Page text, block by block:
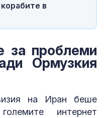
в
за проблеми
Ормузкия
на Иран беше
интернет